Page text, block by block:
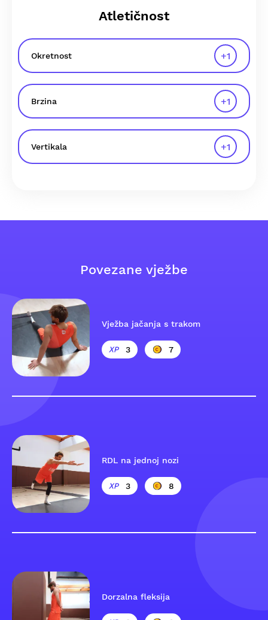
Atletičnost
Okretnost +1
Brzina +1
Vertikala +1
Povezane vježbe
Vježba jačanja s trakom
3 7
RDL na jednoj nozi
3 8
Dorzalna fleksija